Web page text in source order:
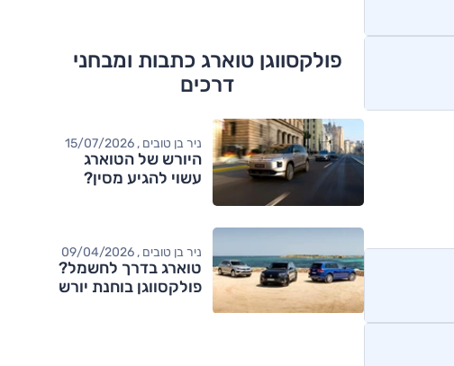
פולקסווגן טוארג כתבות ומבחני
דרכים
ניר בן טובים , 15/07/2026
היורש של הטוארג
עשוי להגיע מסין?
ניר בן טובים , 09/04/2026
טוארג בדרך לחשמל?
פולקסווגן בוחנת יורש
מותגים מתחרים